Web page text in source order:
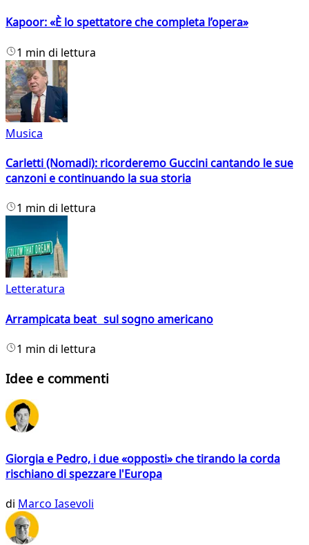
Kapoor: «È lo spettatore che completa l’opera»
1 min di lettura
Musica
Carletti (Nomadi): ricorderemo Guccini cantando le sue
canzoni e continuando la sua storia
1 min di lettura
Letteratura
Arrampicata beat sul sogno americano
1 min di lettura
Idee e commenti
Giorgia e Pedro, i due «opposti» che tirando la corda
rischiano di spezzare l'Europa
di Marco Iasevoli